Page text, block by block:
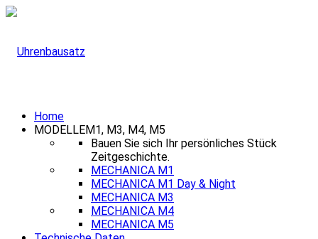
Home
MODELLEM1, M3, M4, M5
Bauen Sie sich Ihr persönliches Stück
Zeitgeschichte.
MECHANICA M1
MECHANICA M1 Day & Night
MECHANICA M3
MECHANICA M4
MECHANICA M5